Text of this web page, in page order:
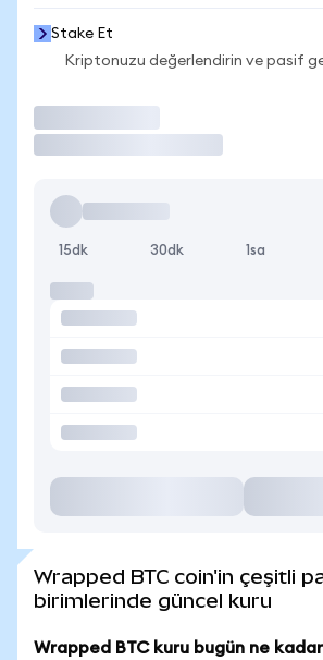
Stake Et
Kriptonuzu değerlendirin ve pasif
15dk 30dk 1sa
Wrapped BTC coin'in çeşitli
birimlerinde güncel kuru
Wrapped BTC kuru bugün ne